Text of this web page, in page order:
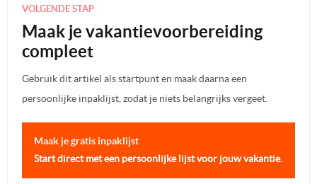
VOLGENDE STAP
Maak je vakantievoorbereiding
compleet
Gebruik dit artikel als startpunt en maak daarna een
persoonlijke inpaklijst, zodat je niets belangrijks vergeet.
Maak je gratis inpaklijst
Start direct met een persoonlijke lijst voor jouw vakantie.